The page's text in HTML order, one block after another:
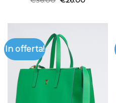
In offerta!